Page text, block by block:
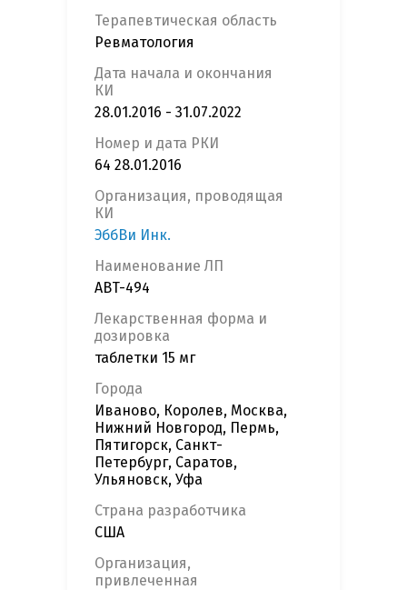
Терапевтическая область
Ревматология
Дата начала и окончания
КИ
28.01.2016 - 31.07.2022
Номер и дата РКИ
64 28.01.2016
Организация, проводящая
КИ
ЭббВи Инк.
Наименование ЛП
ABT-494
Лекарственная форма и
дозировка
таблетки 15 мг
Города
Иваново, Королев, Москва,
Нижний Новгород, Пермь,
Пятигорск, Санкт-
Петербург, Саратов,
Ульяновск, Уфа
Страна разработчика
США
Организация,
привлеченная